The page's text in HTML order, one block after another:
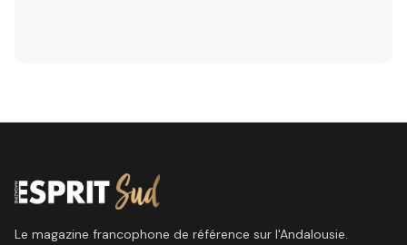
Le magazine francophone de référence sur l'Andalousie.